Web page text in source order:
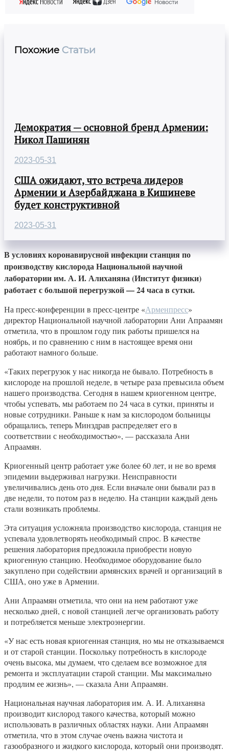
Похожие Статьи
Демократия — основной бренд Армении:
Никол Пашинян
2023-05-31
США ожидают, что встреча лидеров
Армении и Азербайджана в Кишиневе
будет конструктивной
2023-05-31
В условиях коронавирусной инфекции станция по
производству кислорода Национальной научной
лаборатории им. А. И. Алиханяна (Институт физики)
работает с большой перегрузкой — 24 часа в сутки.
На пресс-конференции в пресс-центре «Арменпресс»
директор Национальной научной лаборатории Ани Апраамян
отметила, что в прошлом году пик работы пришелся на
ноябрь, и по сравнению с ним в настоящее время они
работают намного больше.
«Таких перегрузок у нас никогда не бывало. Потребность в
кислороде на прошлой неделе, в четыре раза превысила объем
нашего производства. Сегодня в нашем криогенном центре,
чтобы успевать, мы работаем по 24 часа в сутки, приняты и
новые сотрудники. Раньше к нам за кислородом больницы
обращались, теперь Минздрав распределяет его в
соответствии с необходимостью», — рассказала Ани
Апраамян.
Криогенный центр работает уже более 60 лет, и не во время
эпидемии выдерживал нагрузки. Неисправности
увеличивались день ото дня. Если вначале они бывали раз в
две недели, то потом раз в неделю. На станции каждый день
стали возникать проблемы.
Эта ситуация усложняла производство кислорода, станция не
успевала удовлетворять необходимый спрос. В качестве
решения лаборатория предложила приобрести новую
криогенную станцию. Необходимое оборудование было
закуплено при содействии армянских врачей и организаций в
США, оно уже в Армении.
Ани Апраамян отметила, что они на нем работают уже
несколько дней, с новой станцией легче организовать работу
и потребляется меньше электроэнергии.
«У нас есть новая криогенная станция, но мы не отказываемся
и от старой станции. Поскольку потребность в кислороде
очень высока, мы думаем, что сделаем все возможное для
ремонта и эксплуатации старой станции. Мы максимально
продлим ее жизнь», — сказала Ани Апраамян.
Национальная научная лаборатория им. А. И. Алиханяна
производит кислород такого качества, который можно
использовать в различных областях науки. Ани Апраамян
отметила, что в этом случае очень важна чистота и
газообразного и жидкого кислорода, который они производят.